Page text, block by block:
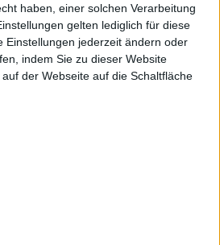
haben, einer solchen Verarbeitung
gelten lediglich für diese
Einstellungen jederzeit ändern oder
indem Sie zu dieser Website
der Webseite auf die Schaltfläche